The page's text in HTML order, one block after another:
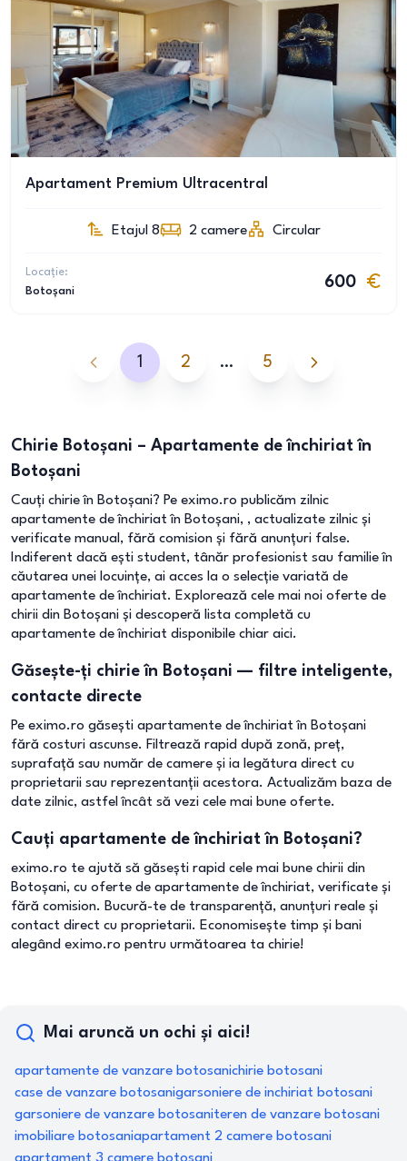
Apartament Premium Ultracentral
Etajul 8 2 camere Circular
Locație:
Botoșani
600
1 2 … 5
Chirie Botoșani – Apartamente de închiriat în
Botoșani
Cauți chirie în Botoșani? Pe eximo.ro publicăm zilnic
apartamente de închiriat în Botoșani, , actualizate zilnic și
verificate manual, fără comision și fără anunțuri false.
Indiferent dacă ești student, tânăr profesionist sau familie în
căutarea unei locuințe, ai acces la o selecție variată de
apartamente de închiriat. Explorează cele mai noi oferte de
chirii din Botoșani și descoperă lista completă cu
apartamente de închiriat disponibile chiar aici.
Găsește-ți chirie în Botoșani — filtre inteligente,
contacte directe
Pe eximo.ro găsești apartamente de închiriat în Botoșani
fără costuri ascunse. Filtrează rapid după zonă, preț,
suprafață sau număr de camere și ia legătura direct cu
proprietarii sau reprezentanții acestora. Actualizăm baza de
date zilnic, astfel încât să vezi cele mai bune oferte.
Cauți apartamente de închiriat în Botoșani?
eximo.ro te ajută să găsești rapid cele mai bune chirii din
Botoșani, cu oferte de apartamente de închiriat, verificate și
fără comision. Bucură-te de transparență, anunțuri reale și
contact direct cu proprietarii. Economisește timp și bani
alegând eximo.ro pentru următoarea ta chirie!
Mai aruncă un ochi și aici!
apartamente de vanzare botosanichirie botosani
case de vanzare botosanigarsoniere de inchiriat botosani
garsoniere de vanzare botosaniteren de vanzare botosani
imobiliare botosaniapartament 2 camere botosani